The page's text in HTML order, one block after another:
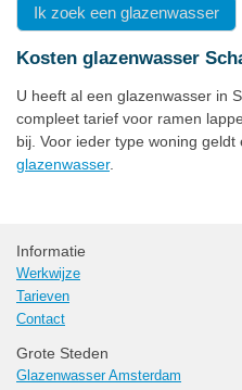
Ik zoek een glazenwasser
Kosten glazenwasser
U heeft al een glazenwasser in
compleet tarief voor ramen
bij. Voor ieder type woning geldt
glazenwasser.
Informatie
Werkwijze
Tarieven
Contact
Grote Steden
Glazenwasser Amsterdam